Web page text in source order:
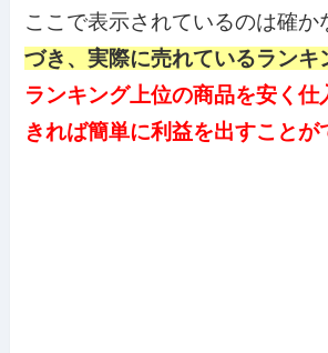
ここで表示されているのは確か
づき、実際に売れているランキ
ランキング上位の商品を安く仕
きれば簡単に利益を出すことが